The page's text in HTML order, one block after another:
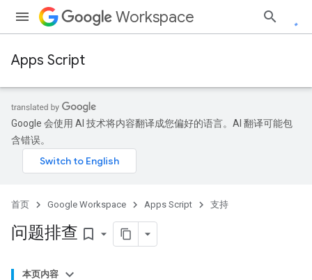
Workspace
Apps Script
Google 会使用 AI 技术将内容翻译成您偏好的语言。AI 翻译可能包
含错误。
首页 Google Workspace Apps Script 支持
问题排查 bookmark_border
本页内容